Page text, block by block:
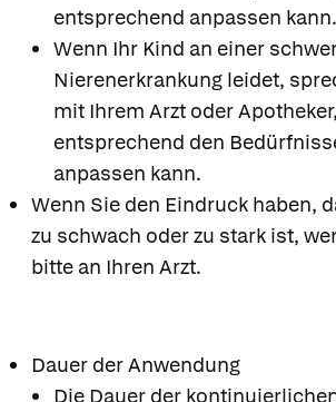
entsprechend anpassen kann.
Wenn Ihr Kind an einer
Nierenerkrankung leidet,
mit Ihrem Arzt oder
entsprechend den
anpassen kann.
Wenn Sie den Eindruck haben,
zu schwach oder zu stark ist,
bitte an Ihren Arzt.
Dauer der Anwendung
Die Dauer der